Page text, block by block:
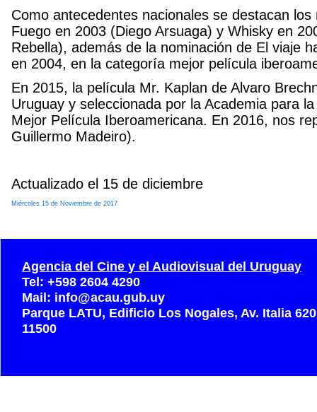
Como antecedentes nacionales se destacan
Fuego en 2003 (Diego Arsuaga) y Whisky en
Rebella), además de la nominación de El viaje
en 2004, en la categoría mejor película
En 2015, la película Mr. Kaplan de Alvaro
Uruguay y seleccionada por la Academia para
Mejor Película Iberoamericana. En 2016, nos
Guillermo Madeiro).
Actualizado el 15 de diciembre
Miércoles 15 de Noviembre de 2017
Agencia del Cine y el Audiovisual del Uruguay
Tel: +598 2604 4290
Mail: info@acau.gub.uy
Parque LATU, Edificio Los Nogales, Av. Italia
11500